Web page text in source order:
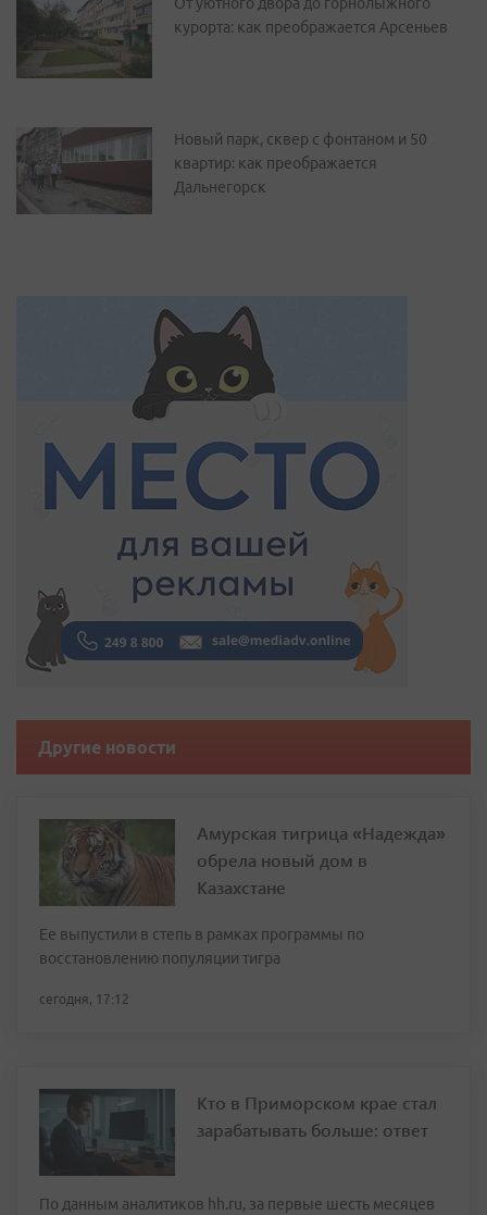
От уютного двора до горнолыжного
курорта: как преображается Арсеньев
Новый парк, сквер с фонтаном и 50
квартир: как преображается
Дальнегорск
Другие новости
Амурская тигрица «Надежда»
обрела новый дом в
Казахстане
Ее выпустили в степь в рамках программы по
восстановлению популяции тигра
сегодня, 17:12
Кто в Приморском крае стал
зарабатывать больше: ответ
По данным аналитиков hh.ru, за первые шесть месяцев